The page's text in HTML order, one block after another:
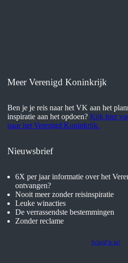
Meer Verenigd Koninkrijk
Ben je je reis naar het VK aan het
inspiratie aan het opdoen?Kijk hier
naar het Verenigd Koninkrijk.
Nieuwsbrief
6X per jaar informatie over het
ontvangen?
Nooit meer zonder reisinspiratie
Leuke winacties
De verrassendste bestemmingen
Zonder reclame
Schrijf je in!